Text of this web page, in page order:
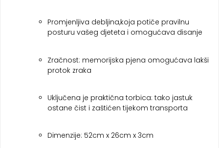
Promjenljiva debljina,koja potiče pravilnu
posturu vašeg djeteta i omogućava disanje
Zračnost: memorijska pjena omogućava lakši
protok zraka
Uključena je praktična torbica: tako jastuk
ostane čist i zaštićen tijekom transporta
Dimenzije: 52cm x 26cm x 3cm